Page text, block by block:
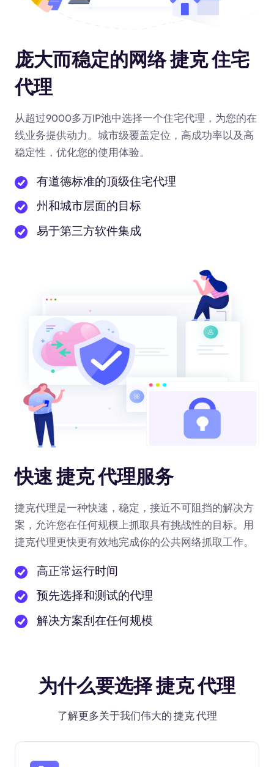
庞大而稳定的网络 捷克 住宅
代理
从超过9000多万IP池中选择一个住宅代理，为您的在
线业务提供动力。城市级覆盖定位，高成功率以及高
稳定性，优化您的使用体验。
有道德标准的顶级住宅代理
州和城市层面的目标
易于第三方软件集成
快速 捷克 代理服务
捷克代理是一种快速，稳定，接近不可阻挡的解决方
案，允许您在任何规模上抓取具有挑战性的目标。用
捷克代理更快更有效地完成你的公共网络抓取工作。
高正常运行时间
预先选择和测试的代理
解决方案刮在任何规模
为什么要选择 捷克 代理
了解更多关于我们伟大的 捷克 代理